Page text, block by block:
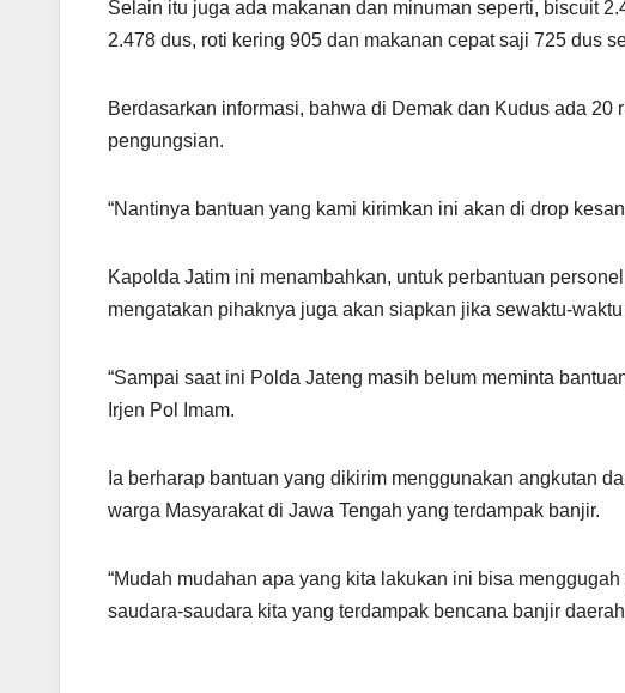
Selain itu juga ada makanan dan minuman seperti, biscuit
2.478 dus, roti kering 905 dan makanan cepat saji 725 dus
Berdasarkan informasi, bahwa di Demak dan Kudus ada
pengungsian.
“Nantinya bantuan yang kami kirimkan ini akan di drop
Kapolda Jatim ini menambahkan, untuk perbantuan
mengatakan pihaknya juga akan siapkan jika sewaktu-
“Sampai saat ini Polda Jateng masih belum meminta
Irjen Pol Imam.
Ia berharap bantuan yang dikirim menggunakan angkutan
warga Masyarakat di Jawa Tengah yang terdampak banjir.
“Mudah mudahan apa yang kita lakukan ini bisa
saudara-saudara kita yang terdampak bencana banjir